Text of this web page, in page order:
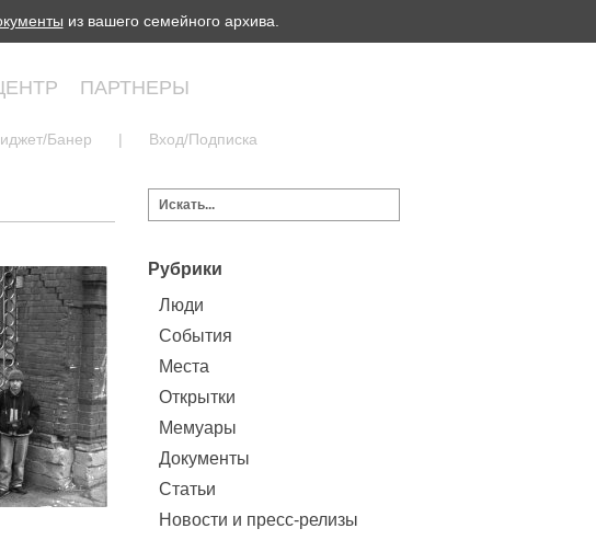
из вашего семейного архива.
ПАРТНЕРЫ
Банер | Вход/Подписка
Рубрики
Люди
События
Места
Открытки
Мемуары
Документы
Статьи
Новости и пресс-релизы